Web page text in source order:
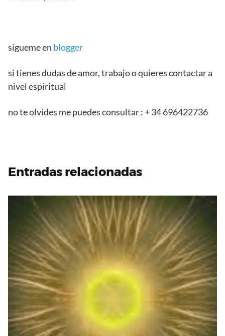
sigueme en blogger
si tienes dudas de amor, trabajo o quieres contactar a
nivel espiritual
no te olvides me puedes consultar : + 34 696422736
Entradas relacionadas